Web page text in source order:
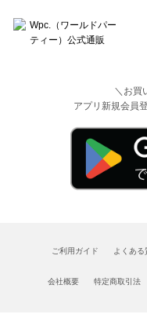
＼お買
アプリ新規会員
ご利用ガイド よくある
会社概要 特定商取引法